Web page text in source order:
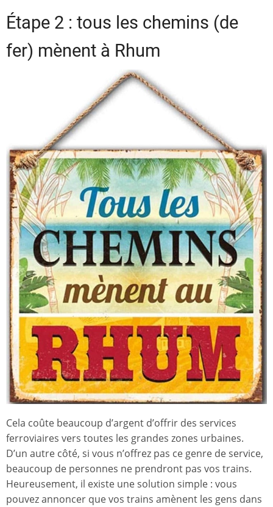
Étape 2 : tous les chemins (de
fer) mènent à Rhum
Cela coûte beaucoup d’argent d’offrir des services
ferroviaires vers toutes les grandes zones urbaines.
D’un autre côté, si vous n’offrez pas ce genre de service,
beaucoup de personnes ne prendront pas vos trains.
Heureusement, il existe une solution simple : vous
pouvez annoncer que vos trains amènent les gens dans